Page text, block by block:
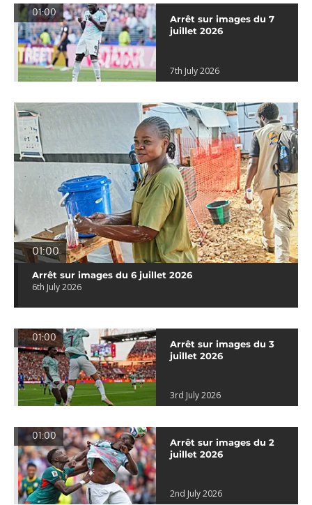
01:00
Arrêt sur images du 7
juillet 2026
7th July 2026
01:00
Arrêt sur images du 6 juillet 2026
6th July 2026
01:00
Arrêt sur images du 3
juillet 2026
3rd July 2026
01:00
Arrêt sur images du 2
juillet 2026
2nd July 2026